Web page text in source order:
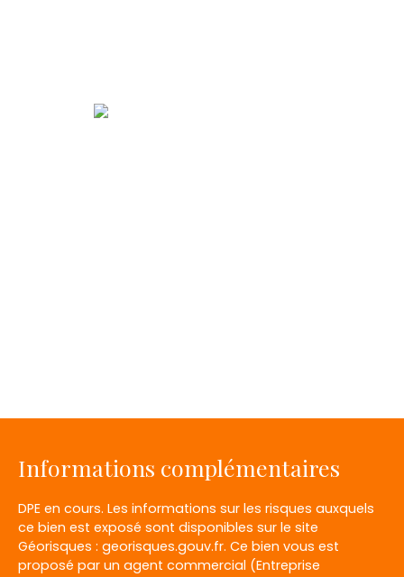
Informations complémentaires
DPE en cours. Les informations sur les risques auxquels
ce bien est exposé sont disponibles sur le site
Géorisques : georisques.gouv.fr. Ce bien vous est
proposé par un agent commercial (Entreprise